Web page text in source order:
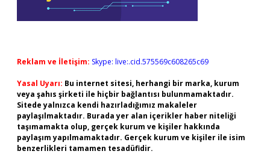
Reklam ve İletişim: Skype: live:.cid.575569c608265c69
Yasal Uyarı: Bu internet sitesi, herhangi bir marka, kurum
veya şahıs şirketi ile hiçbir bağlantısı bulunmamaktadır.
Sitede yalnızca kendi hazırladığımız makaleler
paylaşılmaktadır. Burada yer alan içerikler haber niteliği
taşımamakta olup, gerçek kurum ve kişiler hakkında
paylaşım yapılmamaktadır. Gerçek kurum ve kişiler ile isim
benzerlikleri tamamen tesadüfidir.